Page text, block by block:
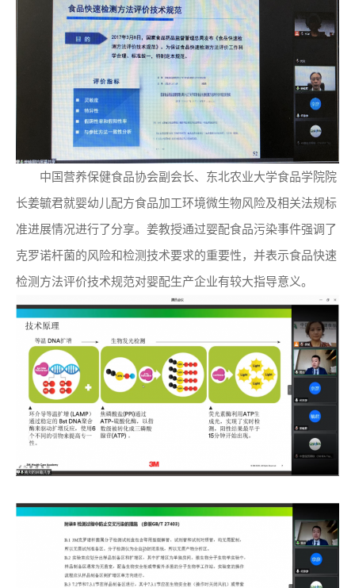
中国营养保健食品协会副会长、东北农业大学食品学院院
长姜毓君就婴幼儿配方食品加工环境微生物风险及相关法规标
准进展情况进行了分享。姜教授通过婴配食品污染事件强调了
克罗诺杆菌的风险和检测技术要求的重要性，并表示食品快速
检测方法评价技术规范对婴配生产企业有较大指导意义。